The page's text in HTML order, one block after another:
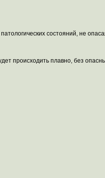
состояний, не
происходить плавно, без